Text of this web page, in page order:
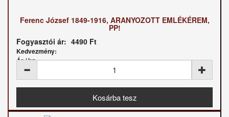
Ferenc József 1849-1916, ARANYOZOTT EMLÉKÉREM,
PP!
Fogyasztói ár: 4490 Ft
Kedvezmény:
Ár / kg: